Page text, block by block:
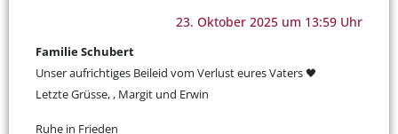
23. Oktober 2025 um 13:59 Uhr
Familie Schubert
Unser aufrichtiges Beileid vom Verlust eures Vaters 🖤
Letzte Grüsse, , Margit und Erwin
Ruhe in Frieden